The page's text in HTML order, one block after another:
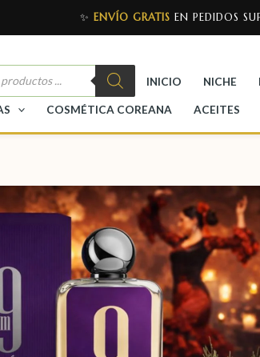
✨ ENVÍO GRATIS EN PEDIDOS
INICIO NICHE
COSMÉTICA COREANA ACEITES